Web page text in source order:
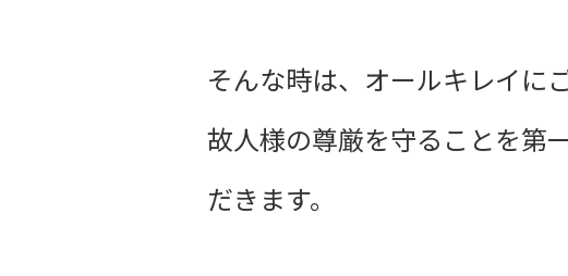
そんな時は、オールキレイに
故人様の尊厳を守ることを第
だきます。